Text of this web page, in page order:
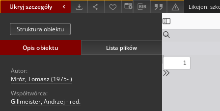
Ukryj szczegóły
Struktura obiektu
Opis obiektu Lista plików
Autor:
Mróz, Tomasz (1975- )
Współtwórca:
Gillmeister, Andrzej - red.